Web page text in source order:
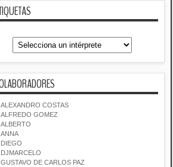
ALEXANDRO COSTAS
ALFREDO GOMEZ
ALBERTO
ANNA
DIEGO
DJMARCELO
GUSTAVO DE CARLOS PAZ